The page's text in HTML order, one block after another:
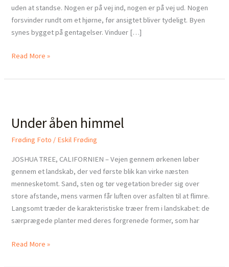
uden at standse. Nogen er på vej ind, nogen er på vej ud. Nogen
forsvinder rundt om et hjørne, før ansigtet bliver tydeligt. Byen
synes bygget på gentagelser. Vinduer […]
Read More »
Under åben himmel
Frøding Foto / Eskil Frøding
JOSHUA TREE, CALIFORNIEN – Vejen gennem ørkenen løber
gennem et landskab, der ved første blik kan virke næsten
mennesketomt. Sand, sten og tør vegetation breder sig over
store afstande, mens varmen får luften over asfalten til at flimre.
Langsomt træder de karakteristiske træer frem i landskabet: de
særprægede planter med deres forgrenede former, som har
himmel
Read More »